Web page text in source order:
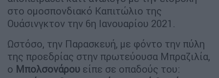
στο ομοσπονδιακό Καπιτώλιο της
Ουάσινγκτον την 6η Ιανουαρίου 2021.
Ωστόσο, την Παρασκευή, με φόντο την πύλη
της προεδρίας στην πρωτεύουσα Μπραζιλία,
ο Μπολσονάρου είπε σε οπαδούς του: